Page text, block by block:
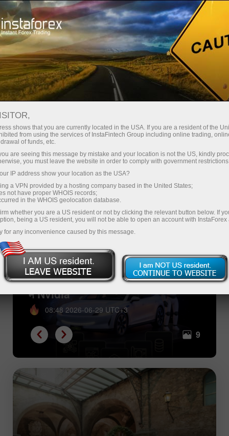
ट्रेडर्स के लिए Forex Analytics फोटो समाचार
“फिजिकल एआई” का ‘बिग बैंग’: GTC ताइपे
में Nvidia
08:48 2026-06-29 UTC+3
9
shows that you are currently located in the USA. If you are a resident of the
from using the services of InstaFintech Group including online trading,
of funds, etc.
are seeing this message by mistake and your location is not the US, kindly
you must leave the website in order to comply with government
IP address show your location as the USA?
a VPN provided by a hosting company based in the United States;
not have proper WHOIS records;
in the WHOIS geolocation database.
whether you are a US resident or not by clicking the relevant button below. If
being a US resident, you will not be able to open an account with InstaForex
for any inconvenience caused by this message.